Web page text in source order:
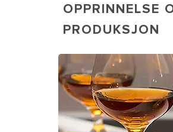
OPPRINNELSE
PRODUKSJON
Tasting different kinds of
rum. The Caribbean